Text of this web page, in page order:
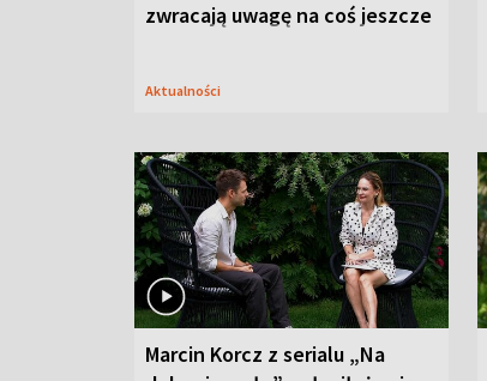
zwracają uwagę na coś jeszcze
Aktualności
Marcin Korcz z serialu „Na